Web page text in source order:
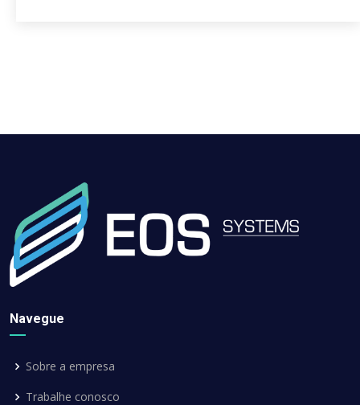
Navegue
Sobre a empresa
Trabalhe conosco